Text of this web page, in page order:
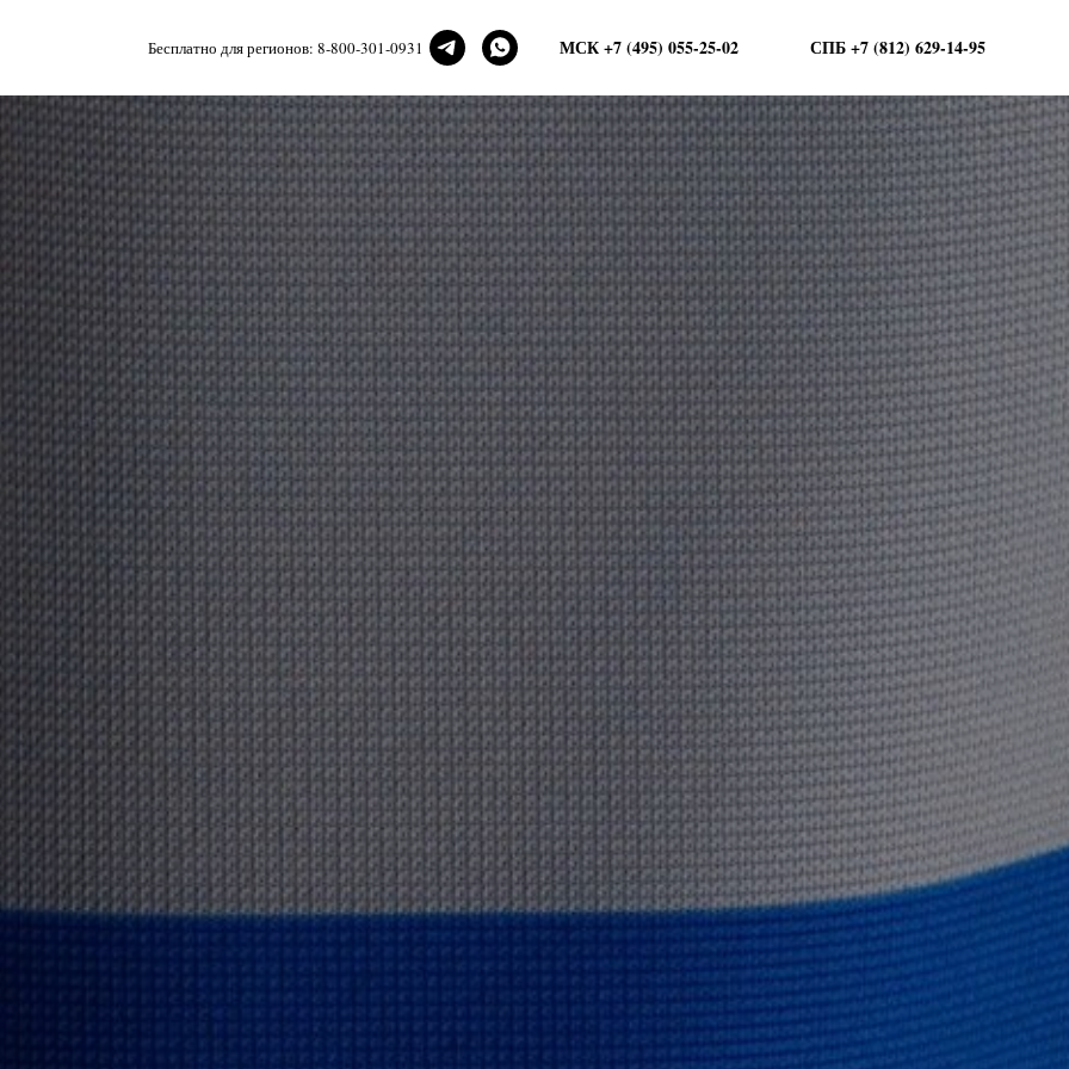
Бесплатно для регионов: 8-800-301-0931 МСК +7 (495) 055-25-02 СПБ +7 (812) 629-14-95